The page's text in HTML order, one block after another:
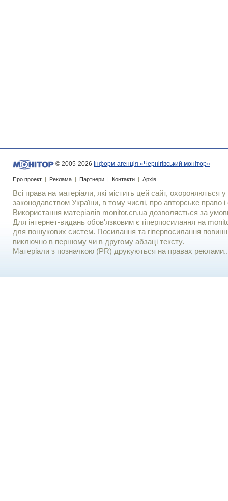
© 2005-2026 Інформ-агенція «Чернігівський монітор»
Про проект | Реклама | Партнери | Контакти | Архів
Всі права на матеріали, які містить цей сайт, охороняються у
законодавством України, в тому числі, про авторське право і
Використання матерiалiв monitor.cn.ua дозволяється за
Для iнтернет-видань обов'язковим є гiперпосилання на
для пошукових систем. Посилання та гіперпосилання
виключно в першому чи в другому абзаці тексту.
Матеріали з позначкою (PR) друкуються на правах реклами..